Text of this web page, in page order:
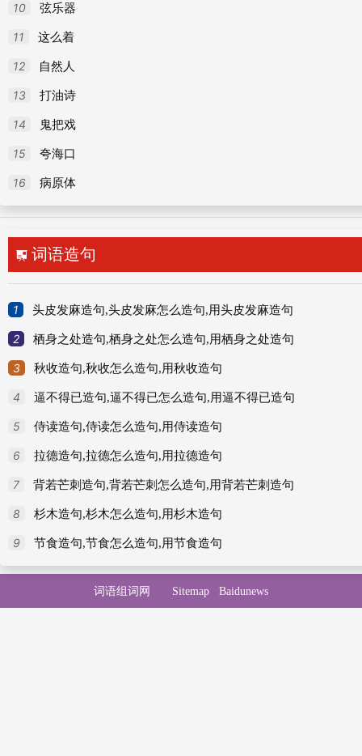
理lǐ(1)本义：
理。(6)（动）整理；使整齐：
10 弦乐器
11 这么着
12 自然人
13 打油诗
14 鬼把戏
15 夸海口
16 病原体
 词语造句
1 头皮发麻造句,头皮发麻怎么造句,用头皮发麻造句
2 栖身之处造句,栖身之处怎么造句,用栖身之处造句
3 秋收造句,秋收怎么造句,用秋收造句
4 逼不得已造句,逼不得已怎么造句,用逼不得已造句
5 侍读造句,侍读怎么造句,用侍读造句
6 拉德造句,拉德怎么造句,用拉德造句
7 背若芒刺造句,背若芒刺怎么造句,用背若芒刺造句
8 杉木造句,杉木怎么造句,用杉木造句
9 节食造句,节食怎么造句,用节食造句
词语组词网 Sitemap Baidunews